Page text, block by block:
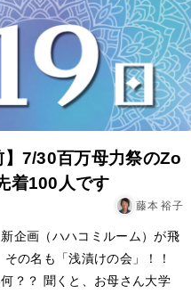
】7/30百万母力祭のZo
着100人です
藤本 裕子
企画（ハハコミルーム）が飛
の名も「浅漬けの会」！！
？？ 聞くと、お母さん大学